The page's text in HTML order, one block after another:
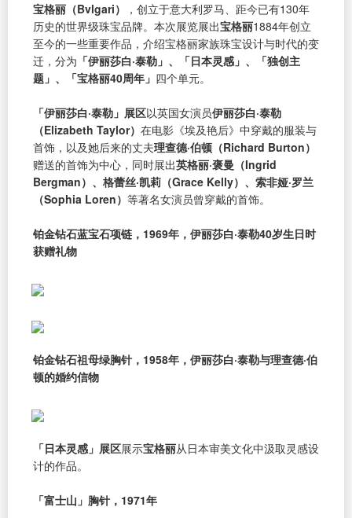
宝格丽（Bvlgari）
，创立于意大利罗马、距今已有130年
历史的世界级珠宝品牌。本次展览展出宝格丽1884年创立
至今的一些重要作品，介绍宝格丽家族珠宝设计与时代的变
迁，分为 「伊丽莎白·泰勒」、「日本灵感」、「独创主
题」、「宝格丽40周年」 四个单元。
「伊丽莎白·泰勒」展区以英国女演员伊丽莎白·泰勒
（Elizabeth Taylor） 在电影《埃及艳后》中穿戴的服装与
首饰，以及她后来的丈夫理查德·伯顿（Richard Burton）
赠送的首饰为中心，同时展出英格丽·褒曼（Ingrid
Bergman）、格蕾丝·凯莉（Grace Kelly）、索非娅·罗兰
（Sophia Loren） 等著名女演员曾穿戴的首饰。
铂金钻石蓝宝石项链，1969年，伊丽莎白·泰勒40岁生日时
获赠礼物
铂金钻石祖母绿胸针，1958年，伊丽莎白·泰勒与理查德·伯
顿的婚约信物
「日本灵感」展区展示宝格丽从日本审美文化中汲取灵感设
计的作品。
「富士山」胸针，1971年